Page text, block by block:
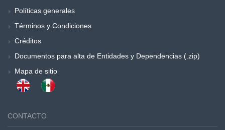
Políticas generales
Términos y Condiciones
Créditos
Documentos para alta de Entidades y Dependencias (.zip)
Mapa de sitio
CONTACTO